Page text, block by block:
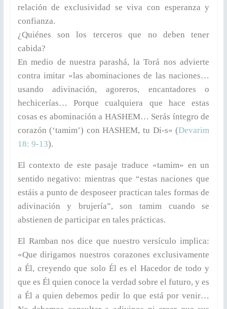
relación de exclusividad se viva con esperanza y
confianza.
¿Quiénes son los terceros que no deben tener
cabida?
En medio de nuestra parashá, la Torá nos advierte
contra imitar «las abominaciones de las naciones…
usando adivinación, agoreros, encantadores o
hechicerías… Porque cualquiera que hace estas
cosas es abominación a HASHEM… Serás íntegro de
corazón (‘tamim’) con HASHEM, tu Di-s» (Devarim
18: 9-13).
El contexto de este pasaje traduce «tamim» en un
sentido negativo: mientras que “estas naciones que
estáis a punto de desposeer practican tales formas de
adivinación y brujería”, son tamim cuando se
abstienen de participar en tales prácticas.
El Ramban nos dice que nuestro versículo implica:
«Que dirigamos nuestros corazones exclusivamente
a Él, creyendo que solo Él es el Hacedor de todo y
que es Él quien conoce la verdad sobre el futuro, y es
a Él a quien debemos pedir lo que está por venir…